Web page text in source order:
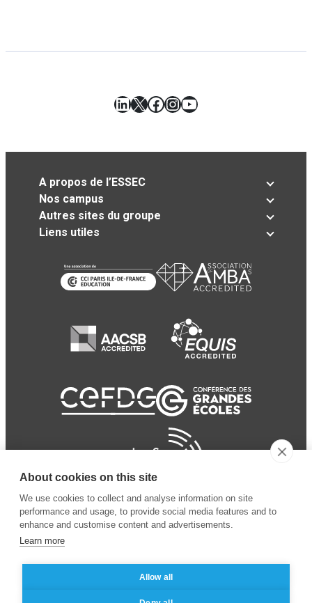
LinkedIn
X Facebook
Instagram
YouTube
A propos de l’ESSEC
Nos campus
Autres sites du groupe
Liens utiles
Mentions légales
About cookies on this site
We use cookies to collect and analyse information on site
performance and usage, to provide social media features and to
enhance and customise content and advertisements.
Learn more
Allow all